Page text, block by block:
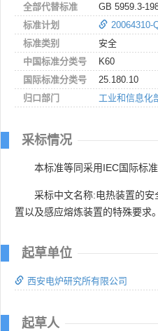
全部代替标准
GB 5959.3-
标准计划
20064310-
标准类别
安全
中国标准分类号
K60
国际标准分类号
25.180.10
归口部门
工业和信息化
采标情况
本标准等同采用IEC国际标
采标中文名称:电热装置的
置以及感应熔炼装置的特殊要求。
起草单位
西安电炉研究所有限公司
起草人